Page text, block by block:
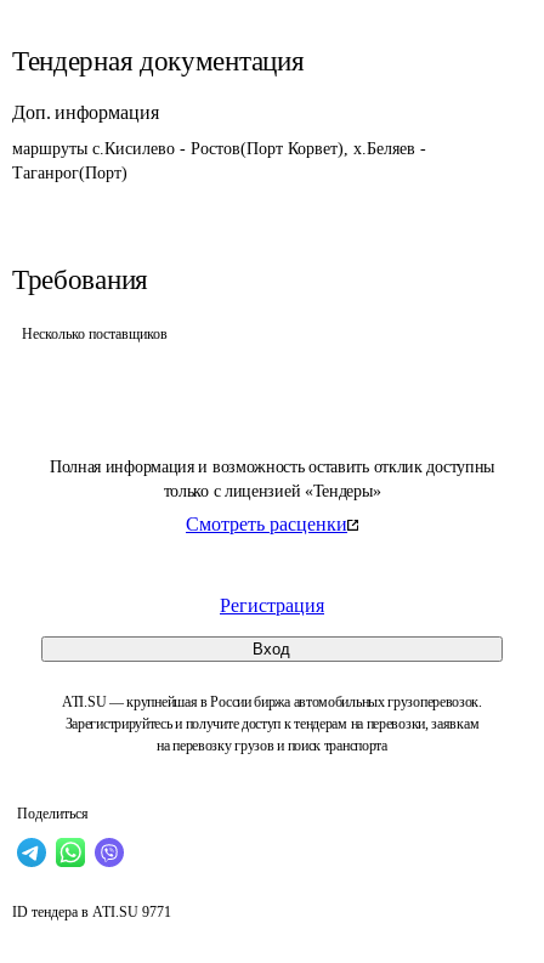
Полная информация и возможность оставить отклик доступны
только с лицензией «Тендеры»
Смотреть расценки
Регистрация
Вход
ATI.SU — крупнейшая в России биржа автомобильных грузоперевозок.
Зарегистрируйтесь и получите доступ к тендерам на перевозки, заявкам
на перевозку грузов и поиск транспорта
Поделиться
Тендерная документация
Доп. информация
маршруты с.Кисилево - Ростов(Порт Корвет), х.Беляев -
Таганрог(Порт)
Требования
Несколько поставщиков
ID тендера в ATI.SU 9771